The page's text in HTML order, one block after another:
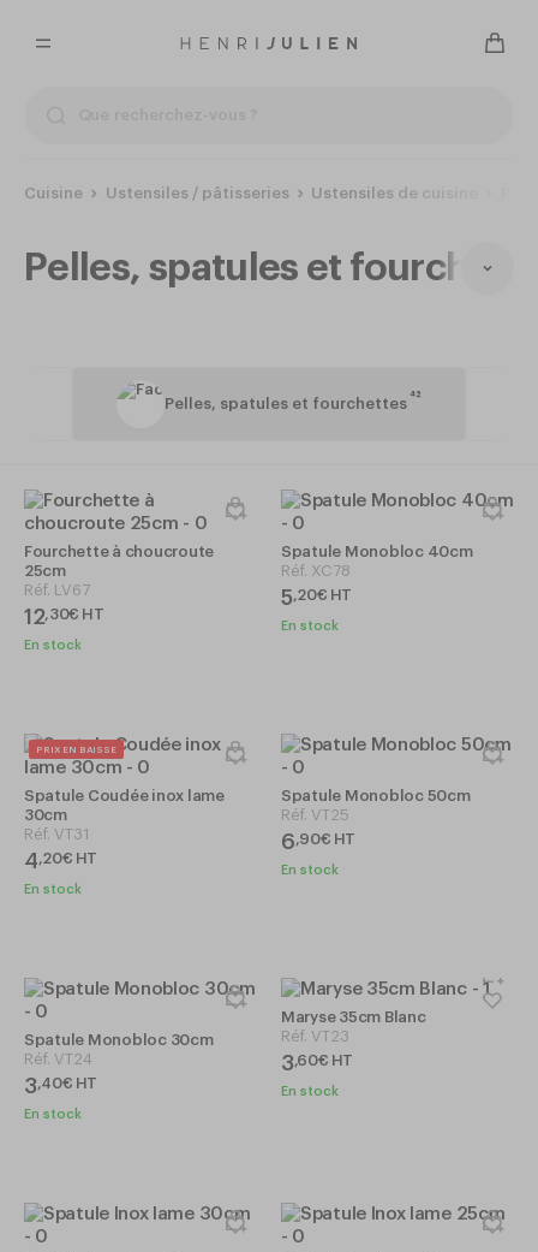
Cuisine Ustensiles / pâtisseries Ustensiles de cuisine
Pelles, spatules et
Pelles, spatules et fourchettes 42
Fourchette à choucroute
25cm
Réf. LV67
12,30€ HT
En stock
Spatule Monobloc 40cm
Réf. XC78
5,20€ HT
En stock
PRIX EN BAISSE
Spatule Coudée inox lame
30cm
Réf. VT31
4,20€ HT
En stock
Spatule Monobloc 50cm
Réf. VT25
6,90€ HT
En stock
Spatule Monobloc 30cm
Réf. VT24
3,40€ HT
En stock
Maryse 35cm Blanc
Réf. VT23
3,60€ HT
En stock